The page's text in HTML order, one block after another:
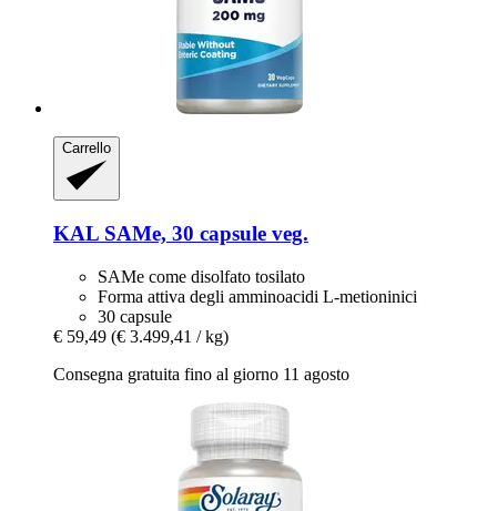
Carrello
KAL SAMe, 30 capsule veg.
SAMe come disolfato tosilato
Forma attiva degli amminoacidi L-metioninici
30 capsule
€ 59,49 (€ 3.499,41 / kg)
Consegna gratuita fino al giorno 11 agosto